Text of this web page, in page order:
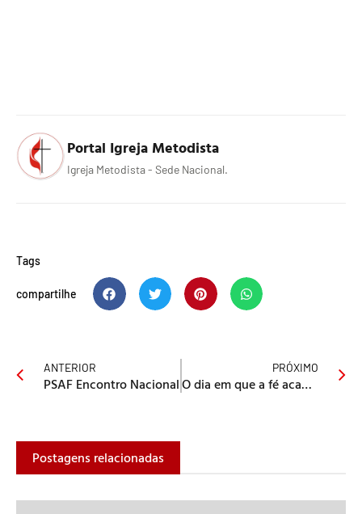
Portal Igreja Metodista
Igreja Metodista - Sede Nacional.
Tags
compartilhe
ANTERIOR
PSAF Encontro Nacional
PRÓXIMO
O dia em que a fé acabou
Postagens relacionadas